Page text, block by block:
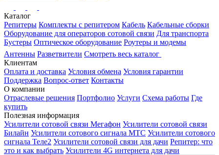
Каталог
Репитеры Комплекты с репитером Кабель Кабельные сборки
Оборудование для операторов сотовой связи Для транспорта
Бустеры Оптическое оборудование Роутеры и модемы
Антенны Разветвители Смотреть весь каталог
Клиентам
Оплата и доставка Условия обмена Условия гарантии
Поддержка Вопрос-ответ Контакты
О компании
Отраслевые решения Портфолио Услуги Схема работы Где
купить
Полезная информация
Усилители сотовой связи Мегафон Усилители сотовой связи
Билайн Усилители сотового сигнала МТС Усилители сотового
сигнала Теле2 Усилители сотовой связи для дачи Репитер: что
это и как выбрать Усилители 4G интернета для дачи